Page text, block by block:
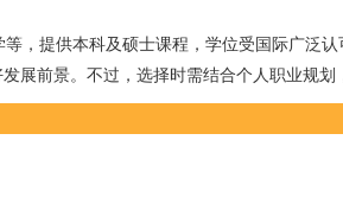
，提供本科及硕士课程，学位受国际广泛
前景。不过，选择时需结合个人职业规划